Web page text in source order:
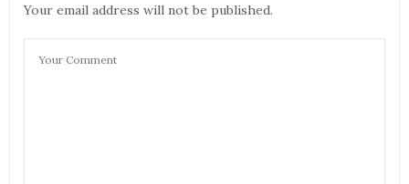
Your email address will not be published.